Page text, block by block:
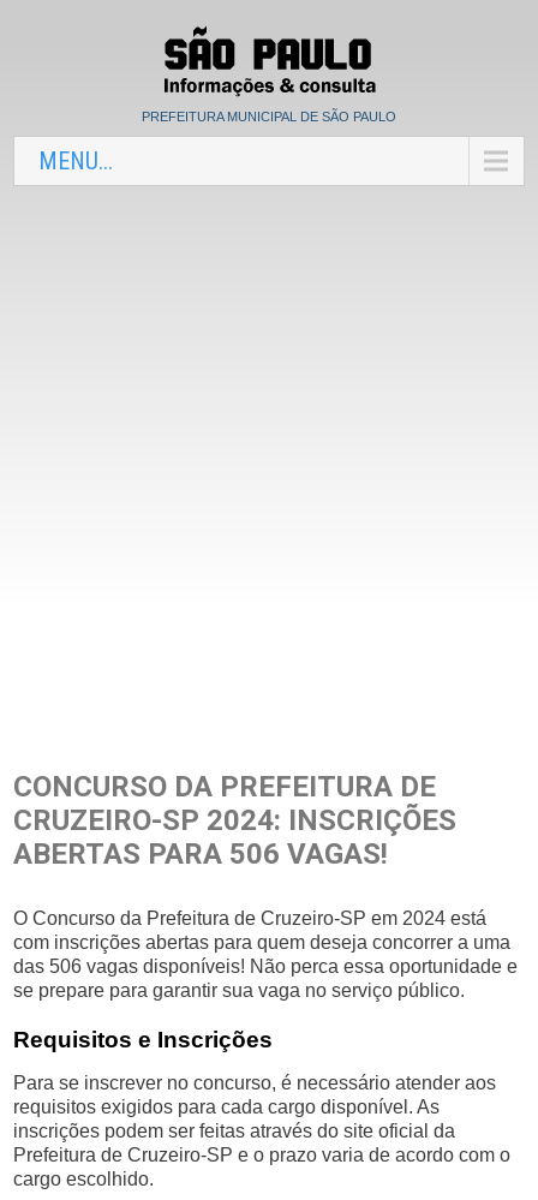
PREFEITURA MUNICIPAL DE SÃO PAULO
MENU...
CONCURSO DA PREFEITURA DE
CRUZEIRO-SP 2024: INSCRIÇÕES
ABERTAS PARA 506 VAGAS!
O Concurso da Prefeitura de Cruzeiro-SP em 2024 está
com inscrições abertas para quem deseja concorrer a uma
das 506 vagas disponíveis! Não perca essa oportunidade e
se prepare para garantir sua vaga no serviço público.
Requisitos e Inscrições
Para se inscrever no concurso, é necessário atender aos
requisitos exigidos para cada cargo disponível. As
inscrições podem ser feitas através do site oficial da
Prefeitura de Cruzeiro-SP e o prazo varia de acordo com o
cargo escolhido.